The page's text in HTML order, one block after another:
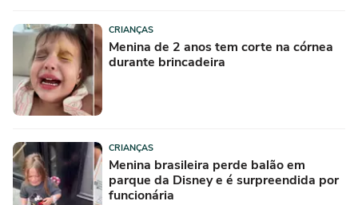
CRIANÇAS
Menina de 2 anos tem corte na córnea
durante brincadeira
CRIANÇAS
Menina brasileira perde balão em
parque da Disney e é surpreendida por
funcionária